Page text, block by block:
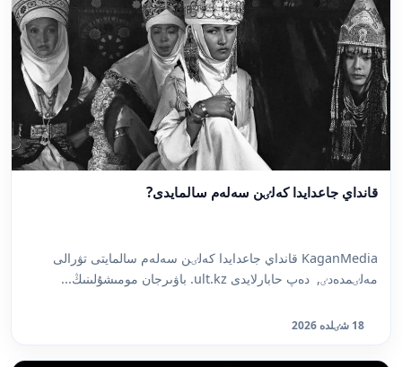
قانداي جاعدايدا كەلٸن سەلەم سالمايدى?
KaganMedia قانداي جاعدايدا كەلٸن سەلەم سالمايتى تۋرالى
مەلٸمدەدٸ, دەپ حابارلايدى ult.kz. باۋىرجان مومىشۇلىنىڭ...
18 شٸلدە 2026